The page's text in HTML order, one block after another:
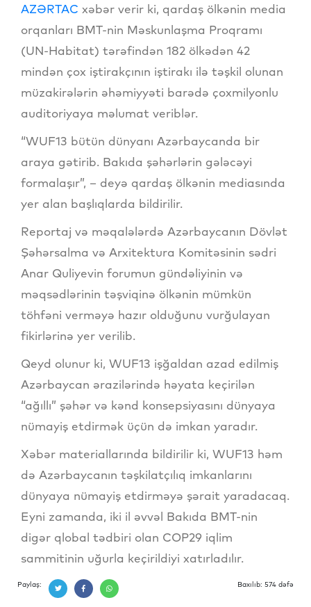
AZƏRTAC xəbər verir ki, qardaş ölkənin media
orqanları BMT-nin Məskunlaşma Proqramı
(UN-Habitat) tərəfindən 182 ölkədən 42
mindən çox iştirakçının iştirakı ilə təşkil olunan
müzakirələrin əhəmiyyəti barədə çoxmilyonlu
auditoriyaya məlumat veriblər.
“WUF13 bütün dünyanı Azərbaycanda bir
araya gətirib. Bakıda şəhərlərin gələcəyi
formalaşır”, – deyə qardaş ölkənin mediasında
yer alan başlıqlarda bildirilir.
Reportaj və məqalələrdə Azərbaycanın Dövlət
Şəhərsalma və Arxitektura Komitəsinin sədri
Anar Quliyevin forumun gündəliyinin və
məqsədlərinin təşviqinə ölkənin mümkün
töhfəni verməyə hazır olduğunu vurğulayan
fikirlərinə yer verilib.
Qeyd olunur ki, WUF13 işğaldan azad edilmiş
Azərbaycan ərazilərində həyata keçirilən
“ağıllı” şəhər və kənd konsepsiyasını dünyaya
nümayiş etdirmək üçün də imkan yaradır.
Xəbər materiallarında bildirilir ki, WUF13 həm
də Azərbaycanın təşkilatçılıq imkanlarını
dünyaya nümayiş etdirməyə şərait yaradacaq.
Eyni zamanda, iki il əvvəl Bakıda BMT-nin
digər qlobal tədbiri olan COP29 iqlim
sammitinin uğurla keçirildiyi xatırladılır.
Paylaş: Baxılıb: 574 dəfə